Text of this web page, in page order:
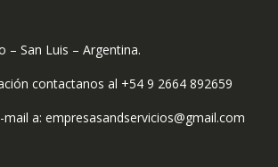
– San Luis – Argentina.
contactanos al +54 9 2664 892659
a: empresasandservicios@gmail.com